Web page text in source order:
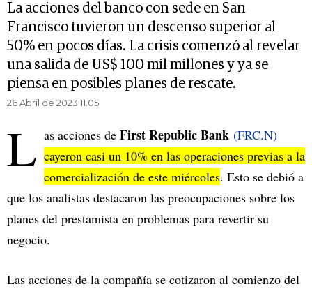
La acciones del banco con sede en San
Francisco tuvieron un descenso superior al
50% en pocos días. La crisis comenzó al revelar
una salida de US$ 100 mil millones y ya se
piensa en posibles planes de rescate.
26 Abril de 2023 11.05
L as acciones de First Republic Bank (FRC.N)
cayeron casi un 10% en las operaciones previas a la
comercialización de este miércoles. Esto se debió a
que los analistas destacaron las preocupaciones sobre los
planes del prestamista en problemas para revertir su
negocio.
Las acciones de la compañía se cotizaron al comienzo del